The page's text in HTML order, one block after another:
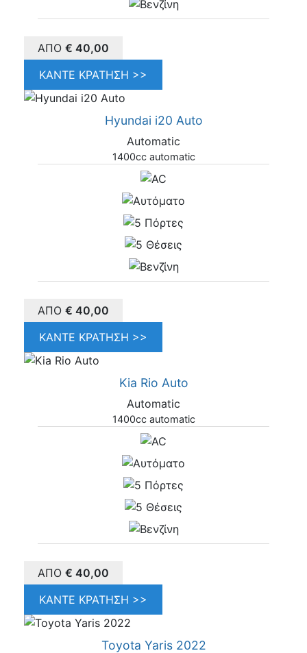
ΑΠΌ € 40,00
ΚΆΝΤΕ ΚΡΆΤΗΣΗ >>
Hyundai i20 Auto
Automatic
1400cc automatic
ΑΠΌ € 40,00
ΚΆΝΤΕ ΚΡΆΤΗΣΗ >>
Kia Rio Auto
Automatic
1400cc automatic
ΑΠΌ € 40,00
ΚΆΝΤΕ ΚΡΆΤΗΣΗ >>
Toyota Yaris 2022